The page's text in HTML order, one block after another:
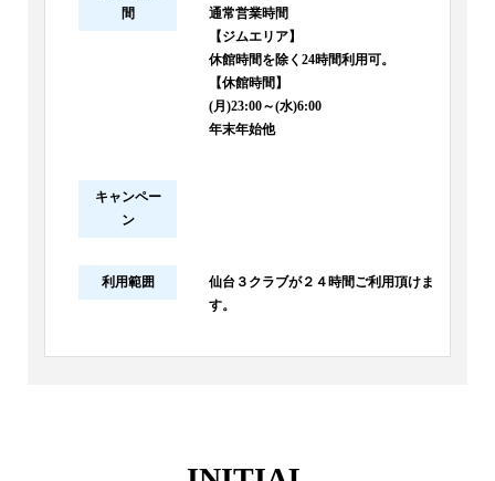
間
通常営業時間
【ジムエリア】
休館時間を除く24時間利用可。
【休館時間】
(月)23:00～(水)6:00
年末年始他
キャンペー
ン
利用範囲
仙台３クラブが２４時間ご利用頂けま
す。